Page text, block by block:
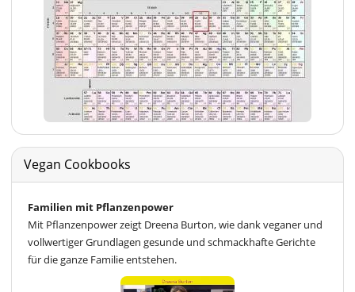
Vegan Cookbooks
Familien mit Pflanzenpower
Mit Pflanzenpower zeigt Dreena Burton, wie dank veganer und
vollwertiger Grundlagen gesunde und schmackhafte Gerichte
für die ganze Familie entstehen.